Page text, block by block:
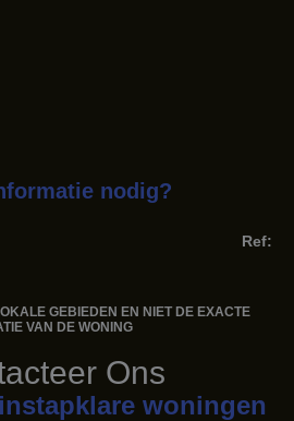
nodig?
Ref:
GEBIEDEN EN NIET DE EXACTE
VAN DE WONING
Ons
woningen